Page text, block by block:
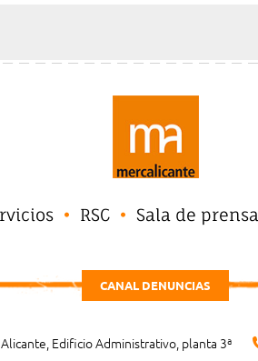
RSC Sala de prensa
CANAL DENUNCIAS
Edificio Administrativo, planta 3ª